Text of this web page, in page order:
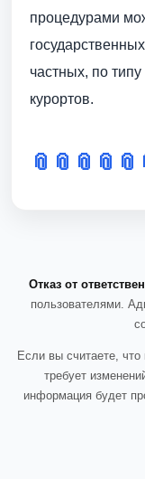
процедурами
частных, по
курортов.
📎 📎 📎 📎 📎
Отказ от
пользователями.
Если вы считаете,
требует
информация будет